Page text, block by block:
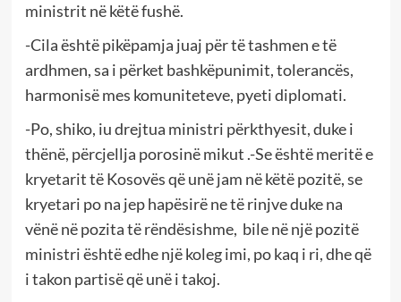
ministrit në këtë fushë.
-Cila është pikëpamja juaj për të tashmen e të
ardhmen, sa i përket bashkëpunimit, tolerancës,
harmonisë mes komuniteteve, pyeti diplomati.
-Po, shiko, iu drejtua ministri përkthyesit, duke i
thënë, përcjellja porosinë mikut .-Se është meritë e
kryetarit të Kosovës që unë jam në këtë pozitë, se
kryetari po na jep hapësirë ne të rinjve duke na
vënë në pozita të rëndësishme, bile në një pozitë
ministri është edhe një koleg imi, po kaq i ri, dhe që
i takon partisë që unë i takoj.